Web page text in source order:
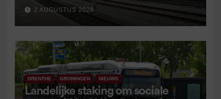
2 AUGUSTUS 2026
DRENTHE GRONINGEN NIEUWS
Landelijke staking om sociale